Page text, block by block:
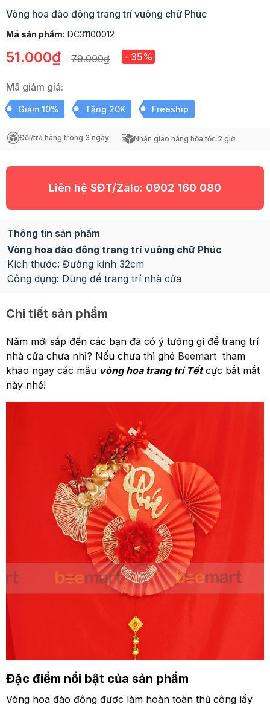
Vòng hoa đào đông trang trí vuông chữ Phúc
Mã sản phẩm: DC31100012
51.000₫ 79.000₫ - 35%
Mã giảm giá:
Giảm 10% Tặng 20K Freeship
Đổi/trả hàng trong 3 ngày Nhận giao hàng hỏa tốc 2 giờ
Liên hệ SĐT/Zalo: 0902 160 080
Thông tin sản phẩm
Vòng hoa đào đông trang trí vuông chữ Phúc
Kích thước: Đường kính 32cm
Công dụng: Dùng để trang trí nhà cửa
Chi tiết sản phẩm
Năm mới sắp đến các bạn đã có ý tưởng gì để trang trí
nhà cửa chưa nhỉ? Nếu chưa thì ghé Beemart tham
khảo ngay các mẫu vòng hoa trang trí Tếtcực bắt mắt
này nhé!
Đặc điểm nổi bật của sản phẩm
Vòng hoa đào đông được làm hoàn toàn thủ công lấy